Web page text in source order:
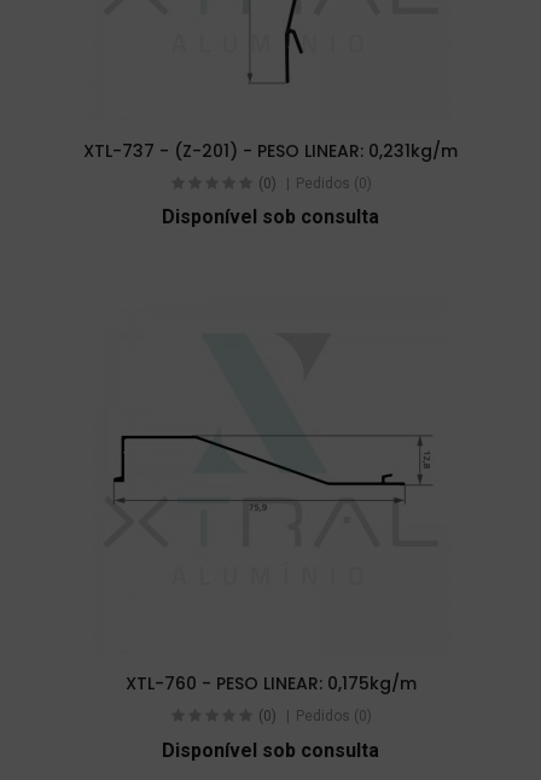
XTL-737 - (Z-201) - PESO LINEAR: 0,231kg/m
(0) Pedidos (0)
Disponível sob consulta
XTL-760 - PESO LINEAR: 0,175kg/m
(0) Pedidos (0)
Disponível sob consulta